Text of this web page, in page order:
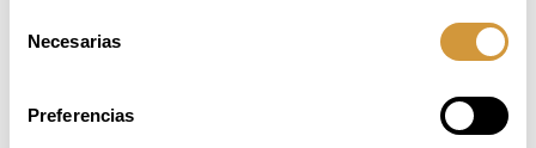
Necesarias
Preferencias
Please, check the information in Spanish.